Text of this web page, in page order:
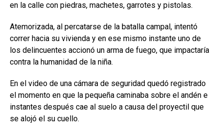
en la calle con piedras, machetes, garrotes y pistolas.
Atemorizada, al percatarse de la batalla campal, intentó
correr hacia su vivienda y en ese mismo instante uno de
los delincuentes accionó un arma de fuego, que impactaría
contra la humanidad de la niña.
En el video de una cámara de seguridad quedó registrado
el momento en que la pequeña caminaba sobre el andén e
instantes después cae al suelo a causa del proyectil que
se alojó el su cuello.